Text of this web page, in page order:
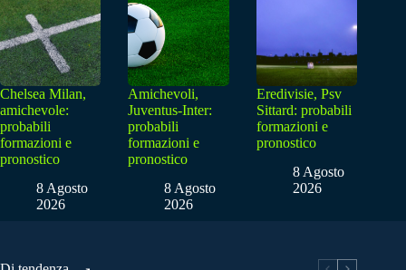
Chelsea Milan,
amichevole:
probabili
formazioni e
pronostico
8 Agosto
2026
Amichevoli,
Juventus-Inter:
probabili
formazioni e
pronostico
8 Agosto
2026
Eredivisie, Psv
Sittard: probabili
formazioni e
pronostico
8 Agosto
2026